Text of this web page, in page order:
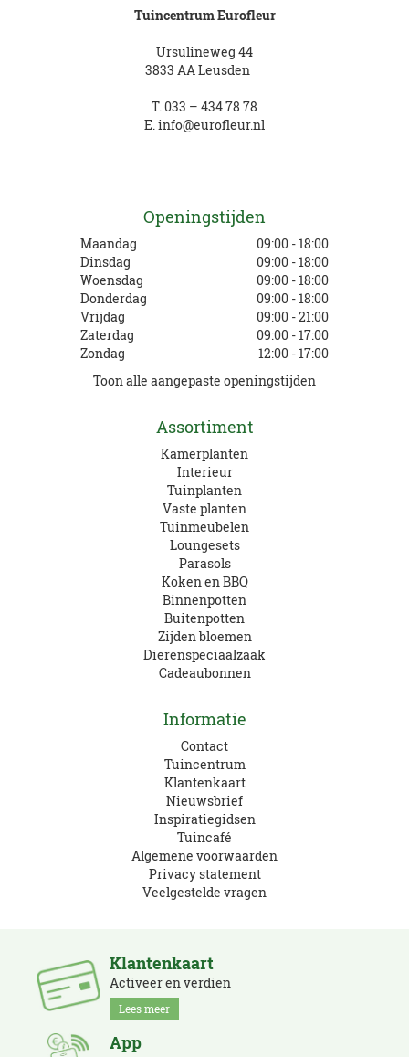
Tuincentrum Eurofleur
Ursulineweg 44
3833 AA Leusden
T. 033 – 434 78 78
E. info@eurofleur.nl
Openingstijden
Maandag
09:00 - 18:00
Dinsdag
09:00 - 18:00
Woensdag
09:00 - 18:00
Donderdag
09:00 - 18:00
Vrijdag
09:00 - 21:00
Zaterdag
09:00 - 17:00
Zondag
12:00 - 17:00
Toon alle aangepaste openingstijden
Assortiment
Kamerplanten
Interieur
Tuinplanten
Vaste planten
Tuinmeubelen
Loungesets
Parasols
Koken en BBQ
Binnenpotten
Buitenpotten
Zijden bloemen
Dierenspeciaalzaak
Cadeaubonnen
Informatie
Contact
Tuincentrum
Klantenkaart
Nieuwsbrief
Inspiratiegidsen
Tuincafé
Algemene voorwaarden
Privacy statement
Veelgestelde vragen
Klantenkaart
Activeer en verdien
Lees meer
App